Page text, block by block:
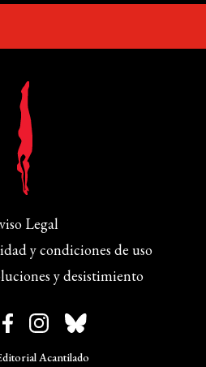
Legal
y condiciones de uso
y desistimiento
Acantilado